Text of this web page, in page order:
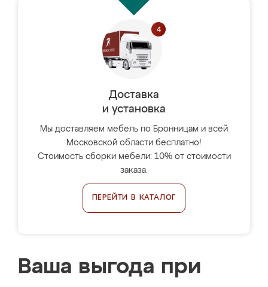
Доставка
и установка
Мы доставляем мебель по Бронницам и всей
Московской области бесплатно!
Стоимость сборки мебели: 10% от стоимости
заказа.
ПЕРЕЙТИ В КАТАЛОГ
Ваша выгода при